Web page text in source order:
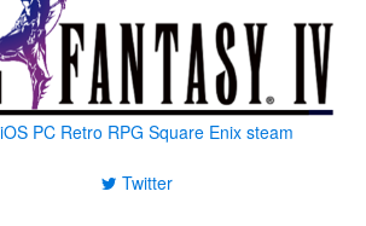
iOS PC Retro RPG Square Enix steam
Twitter